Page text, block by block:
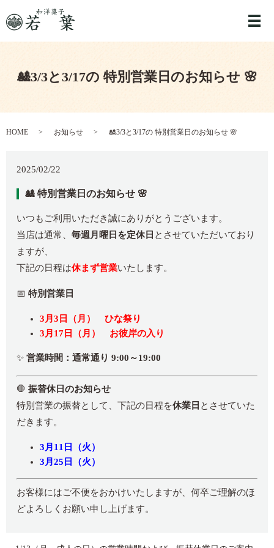
メ
🎎3/3と3/17の 特別営業日のお知らせ 🌸
HOME お知らせ 🎎3/3と3/17の 特別営業日のお知らせ 🌸
2025/02/22
🎎特別営業日のお知らせ 🌸
いつもご利用いただき誠にありがとうございます。
当店は通常、毎週月曜日を定休日 とさせていただいており
ますが、
下記の日程は休まず営業いたします。
📅特別営業日
3月3日（月） ひな祭り
3月17日（月） お彼岸の入り
✨営業時間：通常通り 9:00～19:00
🛑振替休日のお知らせ
特別営業の振替として、下記の日程を休業日 とさせていた
だきます。
3月11日（火）
3月25日（火）
お客様にはご不便をおかけいたしますが、何卒ご理解のほ
どよろしくお願い申し上げます。